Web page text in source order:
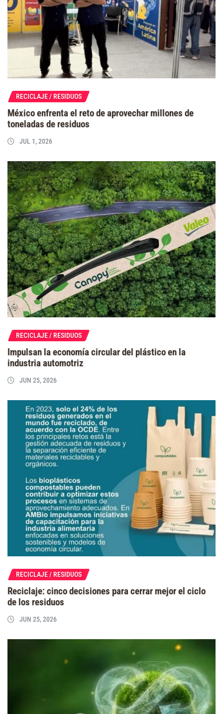
RECICLAJE / RESIDUOS
México enfrenta el reto de aprovechar millones de
toneladas de residuos
JUL 1, 2026
RECICLAJE / RESIDUOS
Impulsan la economía circular del plástico en la
industria automotriz
JUN 25, 2026
RECICLAJE / RESIDUOS
Reciclaje: cinco decisiones para cerrar mejor el ciclo
de los residuos
JUN 25, 2026